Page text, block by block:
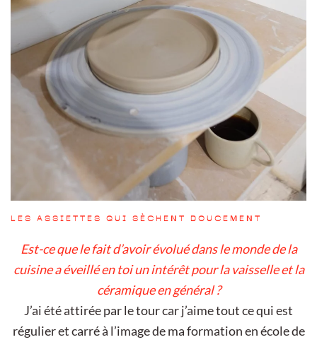
LES ASSIETTES QUI SÈCHENT DOUCEMENT
Est-ce que le fait d’avoir évolué dans le monde de la
cuisine a éveillé en toi un intérêt pour la vaisselle et la
céramique en général ?
J’ai été attirée par le tour car j’aime tout ce qui est
régulier et carré à l’image de ma formation en école de